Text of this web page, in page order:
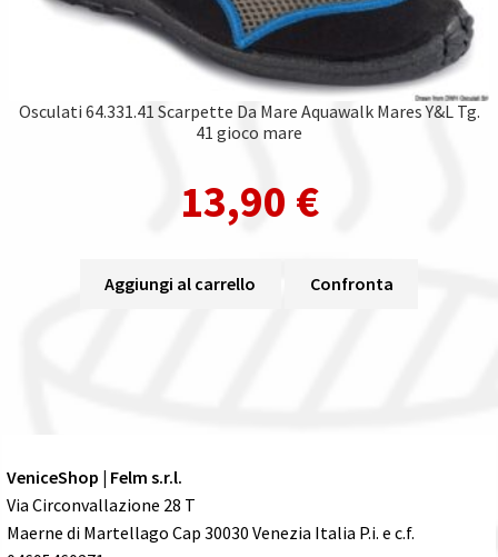
Osculati 64.331.41 Scarpette Da Mare Aquawalk Mares Y&L Tg.
41 gioco mare
13,90 €
Aggiungi al carrello Confronta
VeniceShop | Felm s.r.l.
Via Circonvallazione 28 T
Maerne di Martellago Cap 30030 Venezia Italia P.i. e c.f.